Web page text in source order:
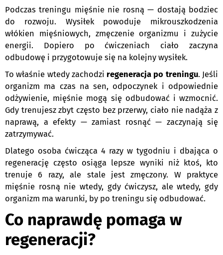
Podczas treningu mięśnie nie rosną — dostają bodziec
do rozwoju. Wysiłek powoduje mikrouszkodzenia
włókien mięśniowych, zmęczenie organizmu i zużycie
energii. Dopiero po ćwiczeniach ciało zaczyna
odbudowę i przygotowuje się na kolejny wysiłek.
To właśnie wtedy zachodzi regeneracja po treningu. Jeśli
organizm ma czas na sen, odpoczynek i odpowiednie
odżywienie, mięśnie mogą się odbudować i wzmocnić.
Gdy trenujesz zbyt często bez przerwy, ciało nie nadąża z
naprawą, a efekty — zamiast rosnąć — zaczynają się
zatrzymywać.
Dlatego osoba ćwicząca 4 razy w tygodniu i dbająca o
regenerację często osiąga lepsze wyniki niż ktoś, kto
trenuje 6 razy, ale stale jest zmęczony. W praktyce
mięśnie rosną nie wtedy, gdy ćwiczysz, ale wtedy, gdy
organizm ma warunki, by po treningu się odbudować.
Co naprawdę pomaga w
regeneracji?